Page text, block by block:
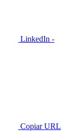
LinkedIn -
Copiar URL